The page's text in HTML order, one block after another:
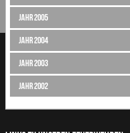
Jahr 2005
Jahr 2004
Jahr 2003
Jahr 2002